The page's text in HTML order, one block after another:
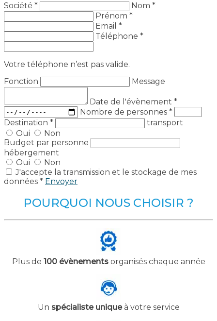
Société *
Nom *
Prénom *
Email *
Téléphone *
Votre téléphone n’est pas valide.
Fonction
Message
Date de l'évènement *
Nombre de personnes *
Destination *
transport
Oui
Non
Budget par personne
hébergement
Oui
Non
J'accepte la transmission et le stockage de mes
données * Envoyer
POURQUOI NOUS CHOISIR ?
Plus de 100 évènementsorganisés chaque année
Un spécialiste uniqueà votre service